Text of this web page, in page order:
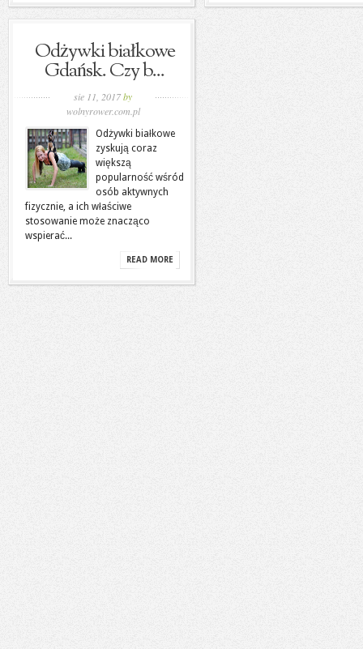
Odżywki białkowe
Gdańsk. Czy b...
sie 11, 2017by
wolnyrower.com.pl
Odżywki białkowe
zyskują coraz
większą
popularność wśród
osób aktywnych
fizycznie, a ich właściwe
stosowanie może znacząco
wspierać...
READ MORE